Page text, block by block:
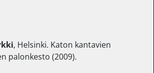
, Helsinki. Katon kantavien
palonkesto (2009).